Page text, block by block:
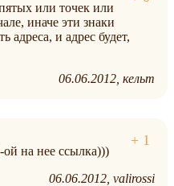
или точек или
иначе эти знаки
адреса, и адрес будет,
06.06.2012 кельт
ой на нее ссылка)))
06.06.2012 valirossi